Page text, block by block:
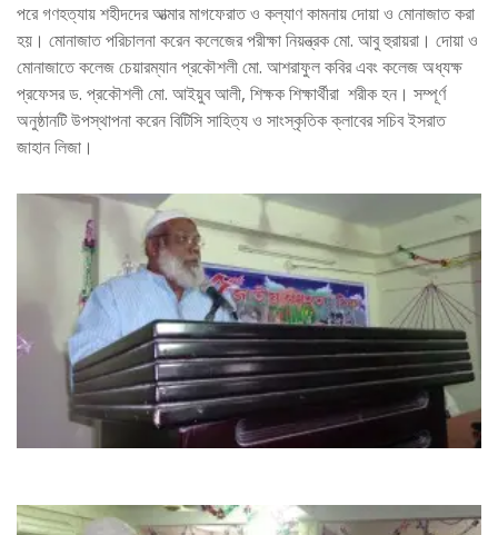
পরে গণহত্যায় শহীদদের আত্মার মাগফেরাত ও কল্যাণ কামনায় দোয়া ও মোনাজাত করা
হয়। মোনাজাত পরিচালনা করেন কলেজের পরীক্ষা নিয়ন্ত্রক মো. আবু হুরায়রা। দোয়া ও
মোনাজাতে কলেজ চেয়ারম্যান প্রকৌশলী মো. আশরাফুল কবির এবং কলেজ অধ্যক্ষ
প্রফেসর ড. প্রকৌশলী মো. আইয়ুব আলী, শিক্ষক শিক্ষার্থীরা শরীক হন। সম্পূর্ণ
অনুষ্ঠানটি উপস্থাপনা করেন বিটিসি সাহিত্য ও সাংস্কৃতিক ক্লাবের সচিব ইসরাত
জাহান লিজা।